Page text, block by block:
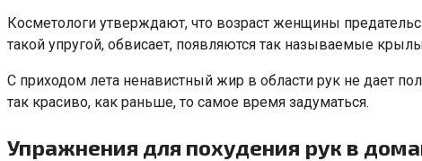
Косметологи утверждают, что возраст женщины
такой упругой, обвисает, появляются так называемые
С приходом лета ненавистный жир в области рук не дает
так красиво, как раньше, то самое время задуматься.
Упражнения для похудения рук в